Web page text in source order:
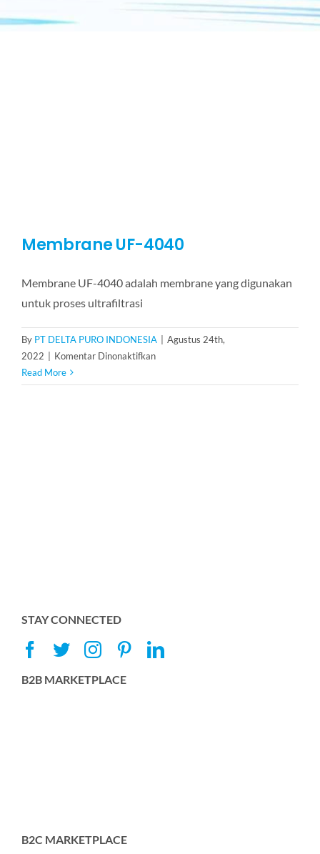
Membrane UF-4040
Membrane UF-4040 adalah membrane yang digunakan
untuk proses ultrafiltrasi
By PT DELTA PURO INDONESIA
Agustus 24th,
2022
Komentar Dinonaktifkanpada
UF-
Read More
STAY CONNECTED
B2B MARKETPLACE
B2C MARKETPLACE